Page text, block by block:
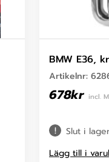
BMW E36,
Artikelnr:
678kr incl.
Slut i
Lägg till i